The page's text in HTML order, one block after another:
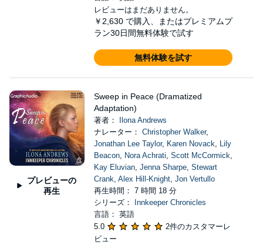
レビューはまだありません。
￥2,630 で購入、またはプレミアムプ
ラン30日間無料体験で試す
無料体験を試す
プレビューの
再生
Sweep in Peace (Dramatized
Adaptation)
著者：
Ilona Andrews
ナレーター： Christopher Walker,
Jonathan Lee Taylor, Karen Novack, Lily
Beacon, Nora Achrati, Scott McCormick,
Kay Eluvian, Jenna Sharpe, Stewart
Crank, Alex Hill-Knight, Jon Vertullo
再生時間： 7 時間 18 分
シリーズ：
Innkeeper Chronicles
言語： 英語
5.0
2件のカスタマーレ
ビュー